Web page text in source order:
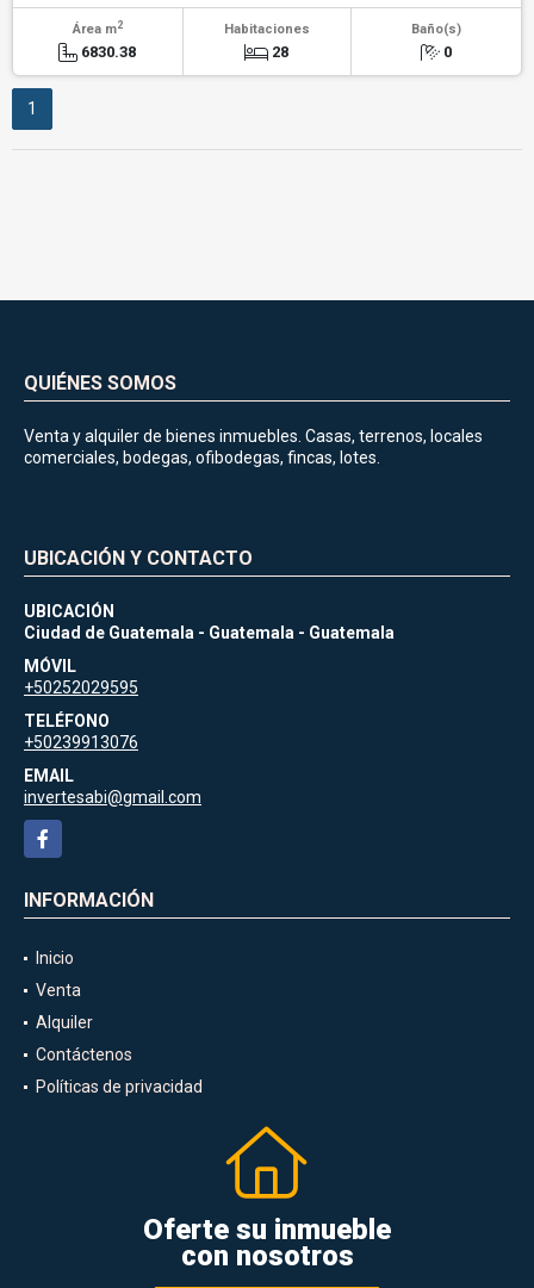
Área m2
6830.38
Habitaciones
28
Baño(s)
0
1
QUIÉNES SOMOS
Venta y alquiler de bienes inmuebles. Casas, terrenos, locales
comerciales, bodegas, ofibodegas, fincas, lotes.
UBICACIÓN Y CONTACTO
UBICACIÓN
Ciudad de Guatemala - Guatemala - Guatemala
MÓVIL
+50252029595
TELÉFONO
+50239913076
EMAIL
invertesabi@gmail.com
Facebook
INFORMACIÓN
Inicio
Venta
Alquiler
Contáctenos
Políticas de privacidad
Oferte su inmueble
con nosotros